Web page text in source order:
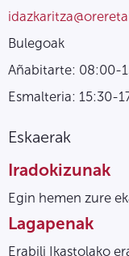
Bulegoak
Añabitarte: 08:00-
Esmalteria: 15:30-
Eskaerak
Iradokizunak
Egin hemen zure
Lagapenak
Erabili Ikastolako